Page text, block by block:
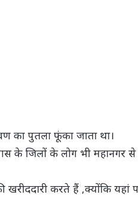
का पुतला फूंका जाता था।
के जिलों के लोग भी महानगर से
करते हैं ,क्योंकि यहां